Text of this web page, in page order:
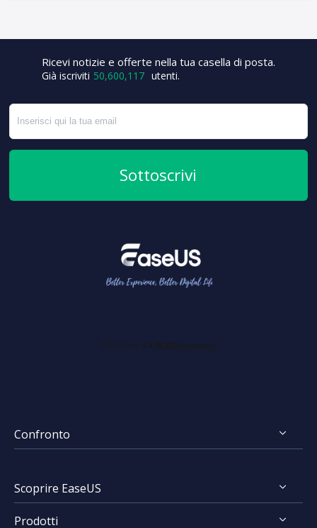
Ricevi notizie e offerte nella tua casella di posta.
Già iscriviti 50,600,117 utenti.
Sottoscrivi
Confronto
FocalFlow vs Screen Studio
Scoprire EaseUS
Prodotti
+5